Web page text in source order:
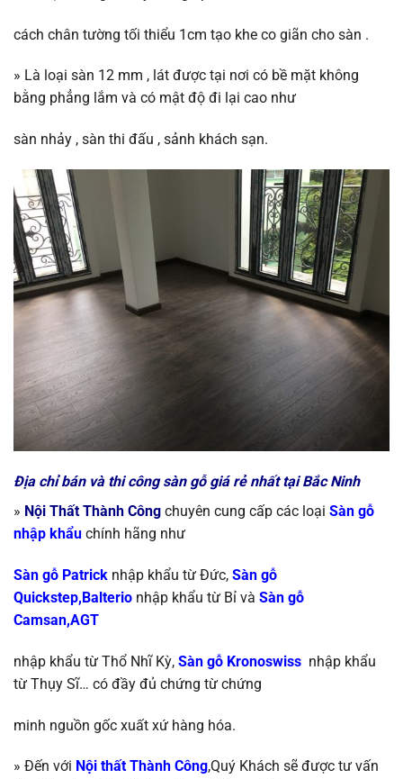
cách chân tường tối thiểu 1cm tạo khe co giãn cho sàn .
» Là loại sàn 12 mm , lát được tại nơi có bề mặt không
bằng phẳng lắm và có mật độ đi lại cao như
sàn nhảy , sàn thi đấu , sảnh khách sạn.
Địa chỉ bán và thi công sàn gỗ giá rẻ nhất tại Bắc Ninh
» Nội Thất Thành Công chuyên cung cấp các loại Sàn gỗ
nhập khẩu chính hãng như
Sàn gỗ Patrick nhập khẩu từ Đức, Sàn gỗ
Quickstep,Balterio nhập khẩu từ Bỉ và Sàn gỗ
Camsan,AGT
nhập khẩu từ Thổ Nhĩ Kỳ, Sàn gỗ Kronoswiss nhập khẩu
từ Thụy Sĩ… có đầy đủ chứng từ chứng
minh nguồn gốc xuất xứ hàng hóa.
» Đến với Nội thất Thành Công,Quý Khách sẽ được tư vấn